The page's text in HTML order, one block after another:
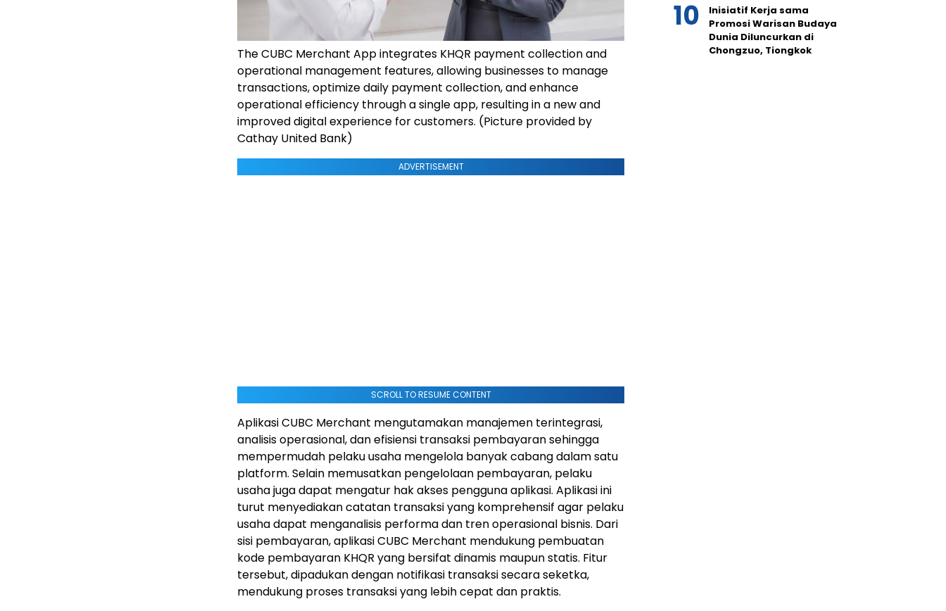
The CUBC Merchant App integrates KHQR payment collection and
operational management features, allowing businesses to manage
transactions, optimize daily payment collection, and enhance
operational efficiency through a single app, resulting in a new and
improved digital experience for customers. (Picture provided by
Cathay United Bank)
ADVERTISEMENT
SCROLL TO RESUME CONTENT
Aplikasi CUBC Merchant mengutamakan manajemen terintegrasi,
analisis operasional, dan efisiensi transaksi pembayaran sehingga
mempermudah pelaku usaha mengelola banyak cabang dalam satu
platform. Selain memusatkan pengelolaan pembayaran, pelaku
usaha juga dapat mengatur hak akses pengguna aplikasi. Aplikasi ini
turut menyediakan catatan transaksi yang komprehensif agar pelaku
usaha dapat menganalisis performa dan tren operasional bisnis. Dari
sisi pembayaran, aplikasi CUBC Merchant mendukung pembuatan
kode pembayaran KHQR yang bersifat dinamis maupun statis. Fitur
tersebut, dipadukan dengan notifikasi transaksi secara seketka,
mendukung proses transaksi yang lebih cepat dan praktis.
Inisiatif Kerja sama
Promosi Warisan Budaya
Dunia Diluncurkan di
Chongzuo, Tiongkok